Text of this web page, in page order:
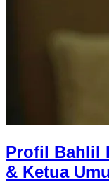
Profil Bahlil
& Ketua